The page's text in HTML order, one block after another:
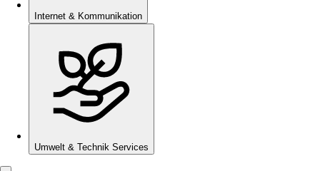
Internet & Kommunikation
Umwelt & Technik Services